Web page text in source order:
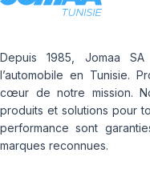
Depuis 1985, Jomaa
l’automobile en Tunisie.
cœur de notre mission.
produits et solutions pour
performance sont
marques reconnues.